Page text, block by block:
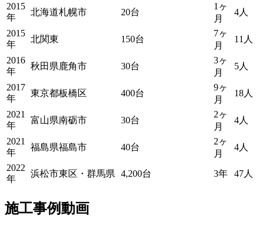
2015
年
北海道札幌市 20台
1ヶ
月
4人
2015
年
北関東 150台
7ヶ
月
11人
2016
年
秋田県鹿角市 30台
3ヶ
月
5人
2017
年
東京都板橋区 400台
9ヶ
月
18人
2021
年
富山県南砺市 30台
2ヶ
月
4人
2021
年
福島県福島市 40台
2ヶ
月
4人
2022
年
浜松市東区・群馬県 4,200台 3年 47人
施工事例動画